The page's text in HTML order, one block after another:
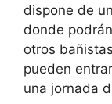
dispone de
donde
otros
pueden
una jornada